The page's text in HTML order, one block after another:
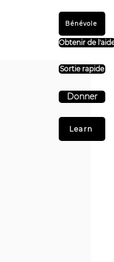
Learn
Sortie rapide
Obtenir de
Donner
Bénévole